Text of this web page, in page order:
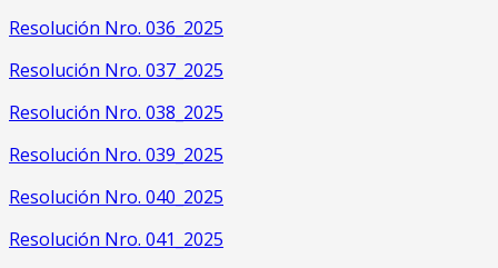
Resolución Nro. 036_2025
Resolución Nro. 037_2025
Resolución Nro. 038_2025
Resolución Nro. 039_2025
Resolución Nro. 040_2025
Resolución Nro. 041_2025